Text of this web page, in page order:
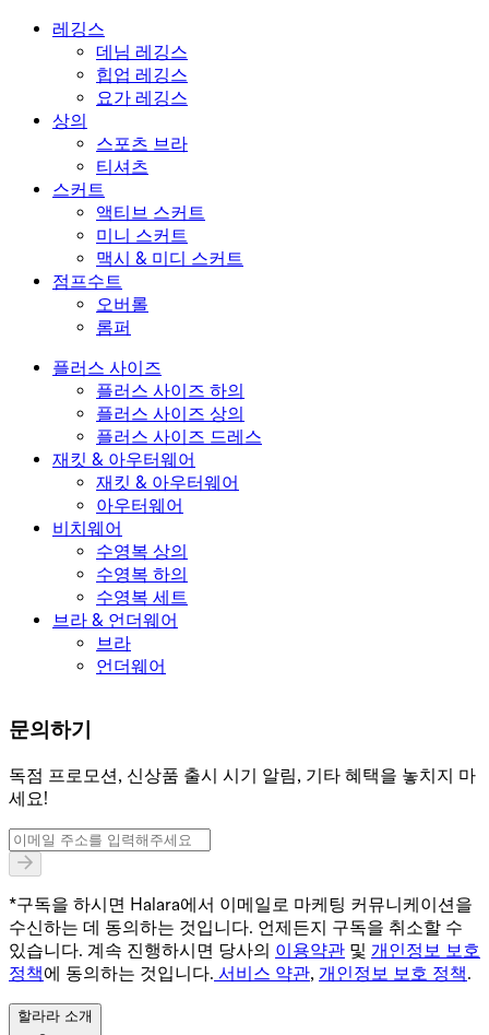
레깅스
데님 레깅스
힙업 레깅스
요가 레깅스
상의
스포츠 브라
티셔츠
스커트
액티브 스커트
미니 스커트
맥시 & 미디 스커트
점프수트
오버롤
롬퍼
플러스 사이즈
플러스 사이즈 하의
플러스 사이즈 상의
플러스 사이즈 드레스
재킷 & 아우터웨어
재킷 & 아우터웨어
아우터웨어
비치웨어
수영복 상의
수영복 하의
수영복 세트
브라 & 언더웨어
브라
언더웨어
문의하기
독점 프로모션, 신상품 출시 시기 알림, 기타 혜택을 놓치지 마
세요!
*구독을 하시면 Halara에서 이메일로 마케팅 커뮤니케이션을
수신하는 데 동의하는 것입니다. 언제든지 구독을 취소할 수
있습니다. 계속 진행하시면 당사의 이용약관 및 개인정보 보호
정책에 동의하는 것입니다. 서비스 약관, 개인정보 보호 정책.
할라라 소개